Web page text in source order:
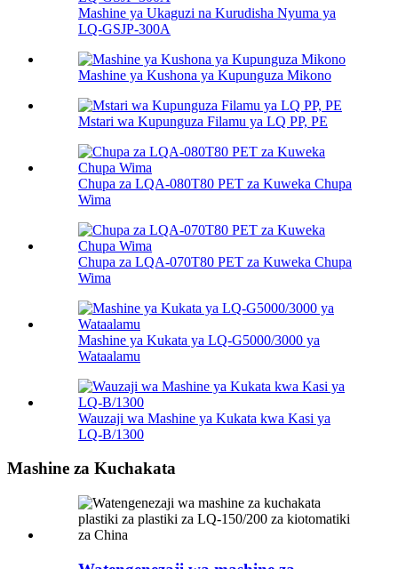
Mashine ya Ukaguzi na Kurudisha Nyuma ya
LQ-GSJP-300A
Mashine ya Kushona ya Kupunguza Mikono
Mstari wa Kupunguza Filamu ya LQ PP, PE
Chupa za LQA-080T80 PET za Kuweka Chupa
Wima
Chupa za LQA-070T80 PET za Kuweka Chupa
Wima
Mashine ya Kukata ya LQ-G5000/3000 ya
Wataalamu
Wauzaji wa Mashine ya Kukata kwa Kasi ya
LQ-B/1300
Mashine za Kuchakata